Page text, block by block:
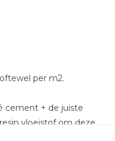
per m2.
cement + de juiste
vloeistof om deze